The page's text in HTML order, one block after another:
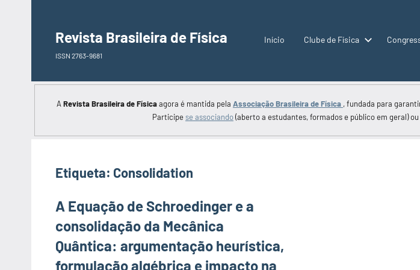
conteúdo
Revista Brasileira de Física
ISSN 2763-9681
Início Clube de Física
A Revista Brasileira de Físicaagora é mantida pela Associação Brasileira de Física , fundada para
Participese associando(aberto a estudantes, formados e público em geral)
Etiqueta: Consolidation
A Equação de Schroedinger e a
consolidação da Mecânica
Quântica: argumentação heurística,
formulação algébrica e impacto na